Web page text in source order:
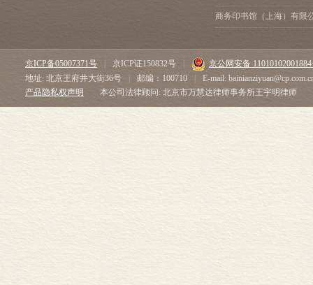
商务印书馆（上海）有限
京ICP备05007371号 京ICP证150832号
京公网安备
地址: 北京王府井大街36号
邮编：100710
E-mail:
产品隐私权声明
本公司法律顾问: 北京市万慧达律师事务所王宇明律师